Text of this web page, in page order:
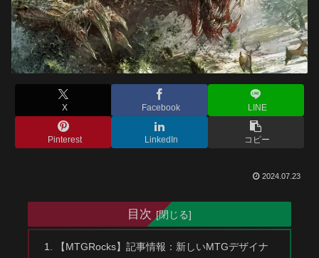
X Facebook LINE
Pinterest LinkedIn コピー
2024.07.23
目次
【MTGRocks】記事情報：新しいMTGデザイナ